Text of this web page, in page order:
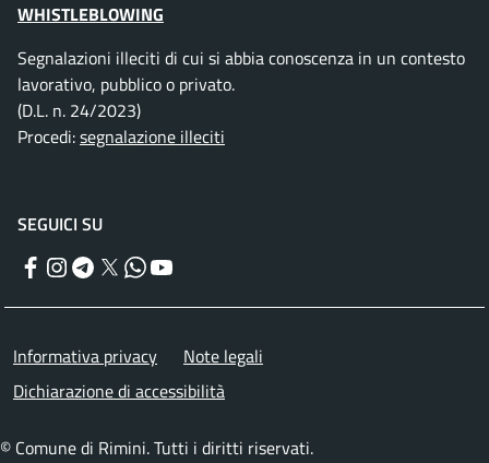
WHISTLEBLOWING
Segnalazioni illeciti di cui si abbia conoscenza in un contesto
lavorativo, pubblico o privato.
(D.L. n. 24/2023)
Procedi:segnalazione illeciti
SEGUICI SU
Facebook
Instagram
Telegram
TwitterWhatsApp
Menu piè di pagina
Informativa privacy
Note legali
Dichiarazione di accessibilità
© Comune di Rimini. Tutti i diritti riservati.